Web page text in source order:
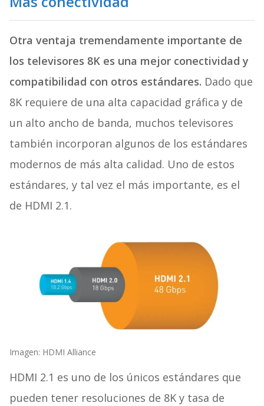
Otra ventaja tremendamente importante de
los televisores 8K es una mejor conectividad y
compatibilidad con otros estándares. Dado que
8K requiere de una alta capacidad gráfica y de
un alto ancho de banda, muchos televisores
también incorporan algunos de los estándares
modernos de más alta calidad. Uno de estos
estándares, y tal vez el más importante, es el
de HDMI 2.1.
Imagen: HDMI Alliance
HDMI 2.1 es uno de los únicos estándares que
pueden tener resoluciones de 8K y tasa de